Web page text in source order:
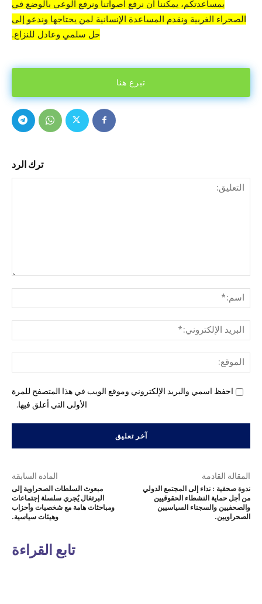
بمساعدتكم، يمكننا أن نرفع أصواتنا ونرفع الوعي بالوضع في
الصحراء الغربية ونقدم المساعدة الإنسانية لمن يحتاجها وندعو إلى
حل سلمي وعادل للنزاع.
تبرع هنا
ترك الرد
احفظ اسمي والبريد الإلكتروني وموقع الويب في هذا المتصفح للمرة
الأولى التي أعلق فيها.
المادة السابقة
مبعوث السلطات الصحراوية إلى
البرتغال يُجري سلسلة إجتماعات
ومباحثات هامة مع شخصيات وأحزاب
وهيئات سياسية.
المقالة القادمة
ندوة صحفية : نداء إلى المجتمع الدولي
من أجل حماية النشطاء الحقوقيين
والصحفيين والسجناء السياسيين
الصحراويين.
تابع القراءة